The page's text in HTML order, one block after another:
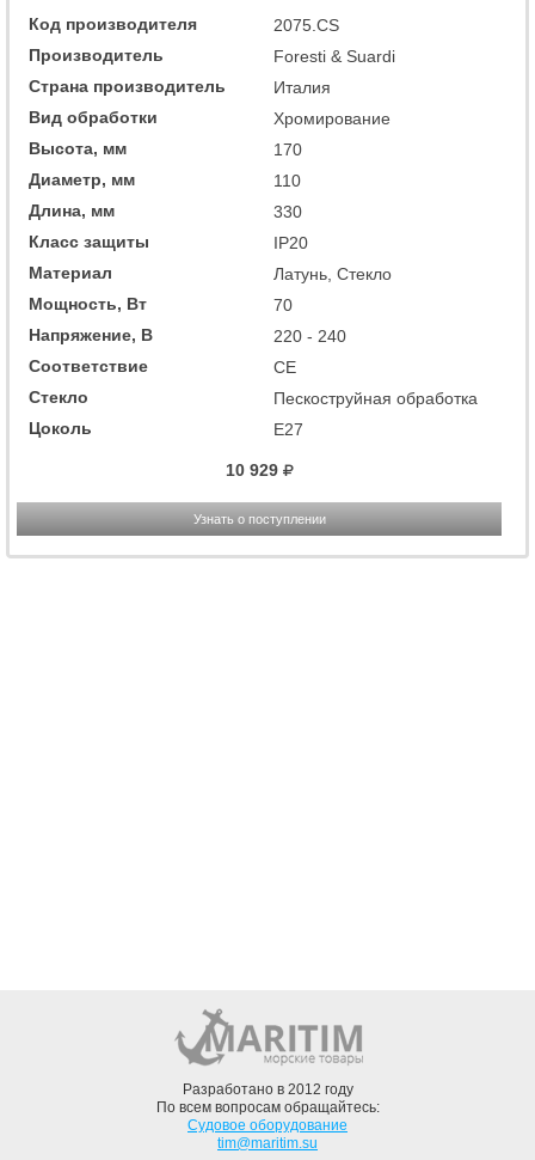
Код производителя
2075.CS
Производитель
Foresti & Suardi
Страна производитель
Италия
Вид обработки
Хромирование
Высота, мм
170
Диаметр, мм
110
Длина, мм
330
Класс защиты
IP20
Материал
Латунь, Стекло
Мощность, Вт
70
Напряжение, В
220 - 240
Соответствие
CE
Стекло
Пескоструйная обработка
Цоколь
E27
10 929
Узнать о поступлении
Разработано в 2012 году
По всем вопросам обращайтесь:
Судовое оборудование
tim@maritim.su